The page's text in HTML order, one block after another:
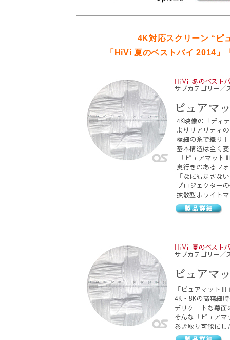
4K対応スクリーン “ピ
「HiVi 夏のベストバイ 2014」